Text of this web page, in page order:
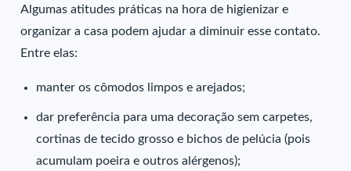
Algumas atitudes práticas na hora de higienizar e
organizar a casa podem ajudar a diminuir esse contato.
Entre elas:
manter os cômodos limpos e arejados;
dar preferência para uma decoração sem carpetes,
cortinas de tecido grosso e bichos de pelúcia (pois
acumulam poeira e outros alérgenos);